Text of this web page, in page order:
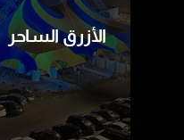
الأزرق الساحر